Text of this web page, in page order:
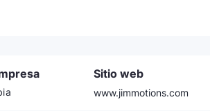
Sitio web
www.jimmotions.com